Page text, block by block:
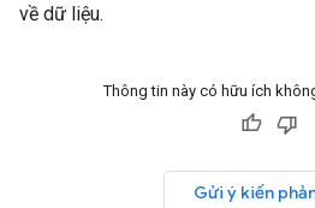
về dữ liệu.
Thông tin này có hữu ích
Gửi ý kiến